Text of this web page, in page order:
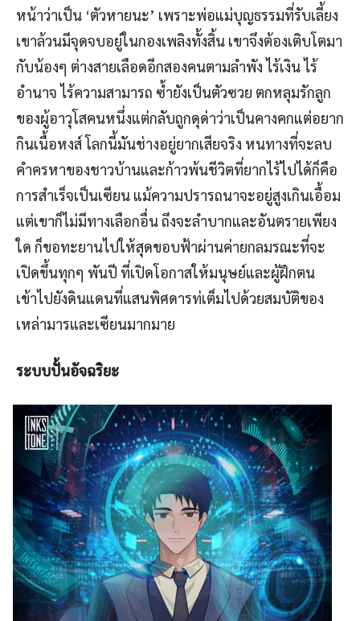
หน้าว่าเป็น ‘ตัวหายนะ’ เพราะพ่อแม่บุญธรรมที่รับเลี้ยง
เขาล้วนมีจุดจบอยู่ในกองเพลิงทั้งสิ้น เขาจึงต้องเติบโตมา
กับน้องๆ ต่างสายเลือดอีกสองคนตามลำพัง ไร้เงิน ไร้
อำนาจ ไร้ความสามารถ ซ้ำยังเป็นตัวซวย ตกหลุมรักลูก
ของผู้อาวุโสคนหนึ่งแต่กลับถูกดุด่าว่าเป็นคางคกแต่อยาก
กินเนื้อหงส์ โลกนี้มันช่างอยู่ยากเสียจริง หนทางที่จะลบ
คำครหาของชาวบ้านและก้าวพ้นชีวิตที่ยากไร้ไปได้ก็คือ
การสำเร็จเป็นเซียน แม้ความปรารถนาจะอยู่สูงเกินเอื้อม
แต่เขาก็ไม่มีทางเลือกอื่น ถึงจะลำบากและอันตรายเพียง
ใด ก็ขอทะยานไปให้สุดขอบฟ้าผ่านค่ายกลมรณะที่จะ
เปิดขึ้นทุกๆ พันปี ที่เปิดโอกาสให้มนุษย์และผู้ฝึกตน
เข้าไปยังดินแดนที่แสนพิศดารท่เต็มไปด้วยสมบัติของ
เหล่ามารและเซียนมากมาย
ระบบปั้นอัจฉริยะ